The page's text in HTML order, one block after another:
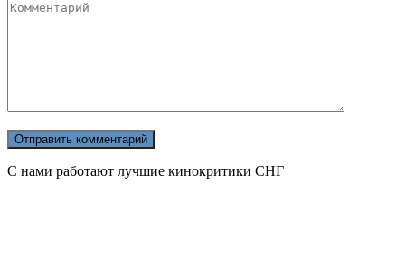
С нами работают лучшие кинокритики СНГ